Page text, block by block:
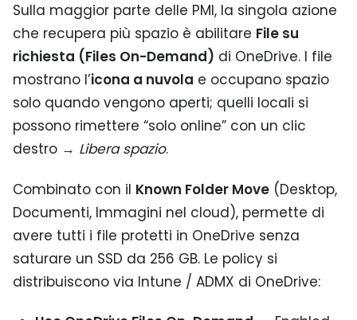
Sulla maggior parte delle PMI, la singola azione
che recupera più spazio è abilitare File su
richiesta (Files On-Demand) di OneDrive. I file
mostrano l’icona a nuvola e occupano spazio
solo quando vengono aperti; quelli locali si
possono rimettere “solo online” con un clic
destro → Libera spazio.
Combinato con il Known Folder Move (Desktop,
Documenti, Immagini nel cloud), permette di
avere tutti i file protetti in OneDrive senza
saturare un SSD da 256 GB. Le policy si
distribuiscono via Intune / ADMX di OneDrive: